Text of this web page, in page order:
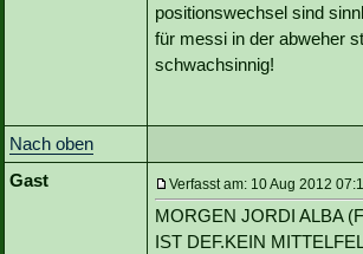
positionswechsel sind
für messi in der abweher
schwachsinnig!
Nach oben
Gast
Verfasst am: 10 Aug 2012
MORGEN JORDI ALBA
IST DEF.KEIN